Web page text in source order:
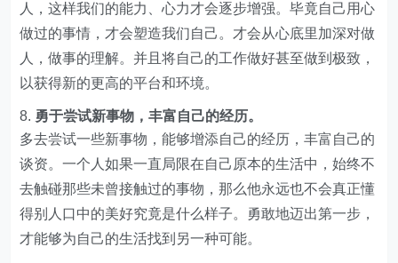
人，这样我们的能力、心力才会逐步增强。毕竟自己用心
做过的事情，才会塑造我们自己。才会从心底里加深对做
人，做事的理解。并且将自己的工作做好甚至做到极致，
以获得新的更高的平台和环境。
勇于尝试新事物，丰富自己的经历。
多去尝试一些新事物，能够增添自己的经历，丰富自己的
谈资。一个人如果一直局限在自己原本的生活中，始终不
去触碰那些未曾接触过的事物，那么他永远也不会真正懂
得别人口中的美好究竟是什么样子。勇敢地迈出第一步，
才能够为自己的生活找到另一种可能。